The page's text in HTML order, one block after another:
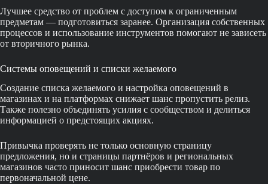
Лучшее средство от проблем с доступом к ограниченным
предметам — подготовиться заранее. Организация собственных
процессов и использование инструментов помогают не зависеть
от вторичного рынка.
Системы оповещений и списки желаемого
Создание списка желаемого и настройка оповещений в
магазинах и на платформах снижает шанс пропустить релиз.
Также полезно объединять усилия с сообществом и делиться
информацией о предстоящих акциях.
Привычка проверять не только основную страницу
предложения, но и страницы партнёров и региональных
магазинов часто приносит шанс приобрести товар по
первоначальной цене.